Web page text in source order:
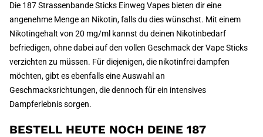
Die 187 Strassenbande Sticks Einweg Vapes bieten dir eine
angenehme Menge an Nikotin, falls du dies wünschst. Mit einem
Nikotingehalt von 20 mg/ml kannst du deinen Nikotinbedarf
befriedigen, ohne dabei auf den vollen Geschmack der Vape Sticks
verzichten zu müssen. Für diejenigen, die nikotinfrei dampfen
möchten, gibt es ebenfalls eine Auswahl an
Geschmacksrichtungen, die dennoch für ein intensives
Dampferlebnis sorgen.
BESTELL HEUTE NOCH DEINE 187